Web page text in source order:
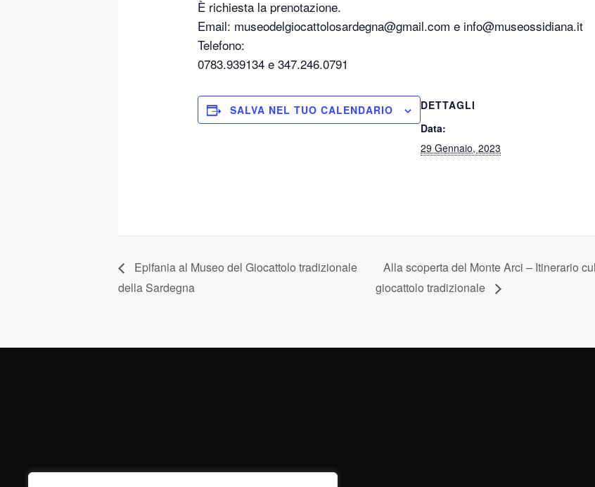
È richiesta la prenotazione.
Email: museodelgiocattolosardegna@gmail.com e info@museossidiana.it
Telefono:
0783.939134 e 347.246.0791
SALVA NEL TUO CALENDARIO
DETTAGLI
Data:
29 Gennaio, 2023
Epifania al Museo del Giocattolo tradizionale
della Sardegna
Alla scoperta del Monte Arci – Itinerario
giocattolo tradizionale